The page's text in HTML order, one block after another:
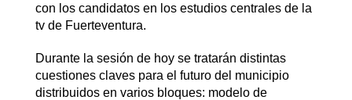
con los candidatos en los estudios centrales de la
tv de Fuerteventura.
Durante la sesión de hoy se tratarán distintas
cuestiones claves para el futuro del municipio
distribuidos en varios bloques: modelo de